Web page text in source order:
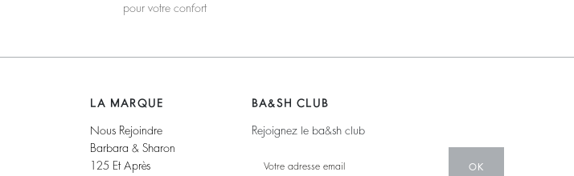
pour votre confort
LA MARQUE
Nous Rejoindre
Barbara & Sharon
125 Et Après
BA&SH CLUB
Rejoignez le ba&sh club
OK